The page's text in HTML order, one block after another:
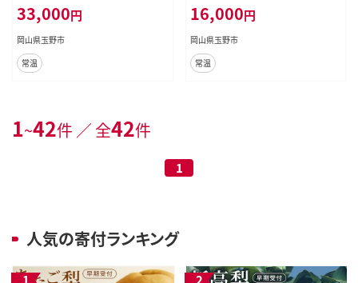
33,000円
岡山県玉野市
常温
16,000円
岡山県玉野市
常温
1~42件 ／ 全42件
1
人気の寄付ランキング